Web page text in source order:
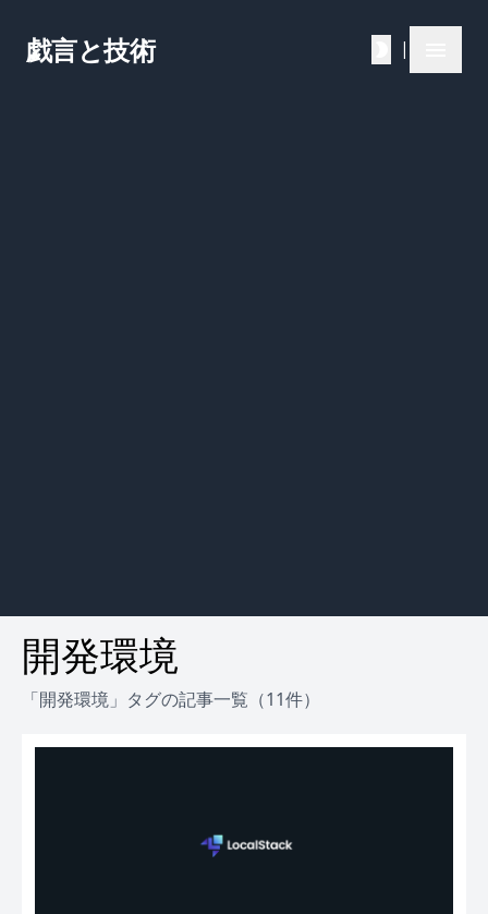
戯言と技術 |
開発環境
「開発環境」タグの記事一覧（11件）